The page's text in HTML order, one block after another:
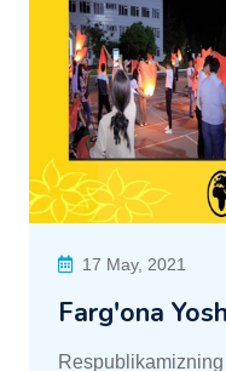
17 May, 2021
Farg'ona